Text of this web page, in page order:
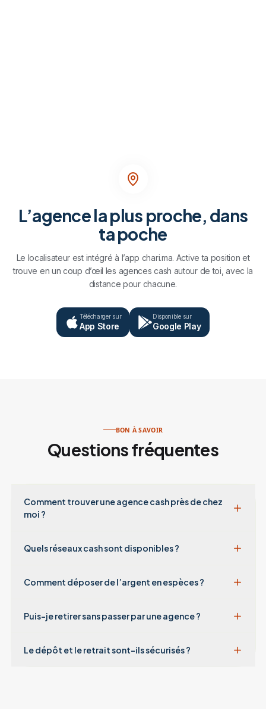
L’agence la plus proche, dans
ta poche
Le localisateur est intégré à l’app chari.ma. Active ta position et
trouve en un coup d’œil les agences cash autour de toi, avec la
distance pour chacune.
Télécharger sur
App Store
Disponible sur
Google Play
BON À SAVOIR
Questions fréquentes
Comment trouver une agence cash près de chez
moi ?
Quels réseaux cash sont disponibles ?
Comment déposer de l’argent en espèces ?
Puis-je retirer sans passer par une agence ?
Le dépôt et le retrait sont-ils sécurisés ?